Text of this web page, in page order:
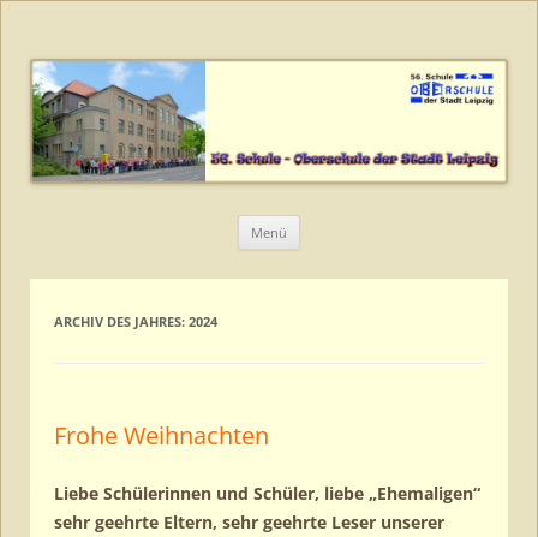
Menü
ARCHIV DES JAHRES: 2024
Frohe Weihnachten
Liebe Schülerinnen und Schüler, liebe „Ehemaligen“
sehr geehrte Eltern, sehr geehrte Leser unserer